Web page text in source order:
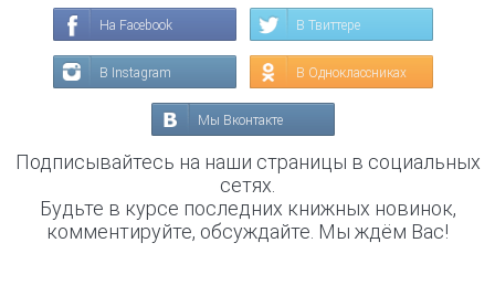
На Facebook В Твиттере
В Instagram В Одноклассниках
Мы Вконтакте
Подписывайтесь на наши страницы в социальных
сетях.
Будьте в курсе последних книжных новинок,
комментируйте, обсуждайте. Мы ждём Вас!